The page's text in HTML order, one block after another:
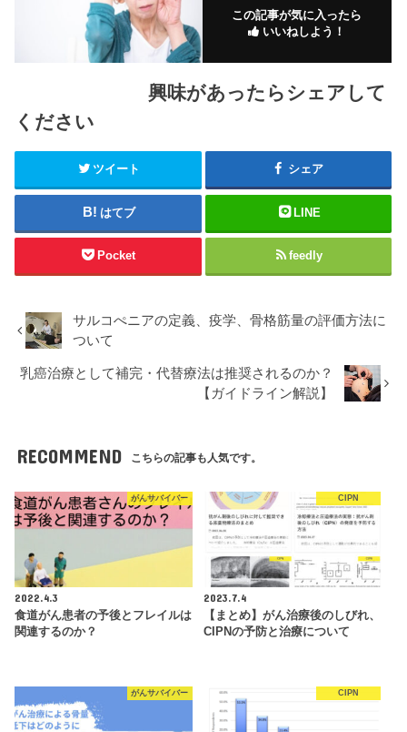
この記事が気に入ったら
いいねしよう！
興味があったらシェアして
ください
ツイート シェア
はてブ LINE
Pocket feedly
サルコぺニアの定義、疫学、骨格筋量の評価方法に
ついて
乳癌治療として補完・代替療法は推奨されるのか？
【ガイドライン解説】
RECOMMEND こちらの記事も人気です。
がんサバイバー
2022.4.3
食道がん患者の予後とフレイルは
関連するのか？
CIPN
2023.7.4
【まとめ】がん治療後のしびれ、
CIPNの予防と治療について
がんサバイバー CIPN